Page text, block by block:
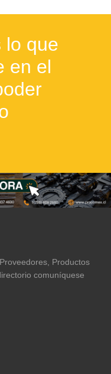
lo que
en el
Productos
comuníquese